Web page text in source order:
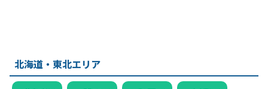
北海道・東北エリア